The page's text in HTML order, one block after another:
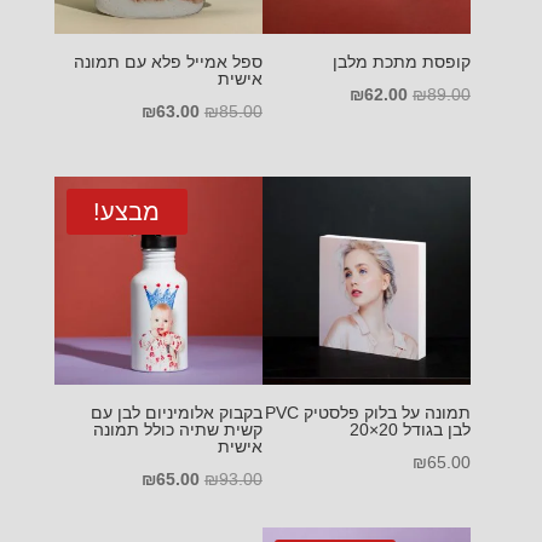
קופסת מתכת מלבן
₪89.00
המחיר₪62.00
ספל אמייל פלא עם תמונה
אישית
₪85.00
המחיר
היה:
₪85.00.
₪63.00
הוא:
₪63.00.
תמונה על בלוק פלסטיק PVC
לבן בגודל 20×20
₪65.00
מבצע!
בקבוק אלומיניום לבן עם
קשית שתיה כולל תמונה
אישית
₪93.00
המחיר₪65.00